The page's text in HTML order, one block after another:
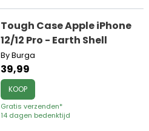
Tough Case Apple iPhone
12/12 Pro - Earth Shell
By Burga
39,99
KOOP
Gratis verzenden*
14 dagen bedenktijd